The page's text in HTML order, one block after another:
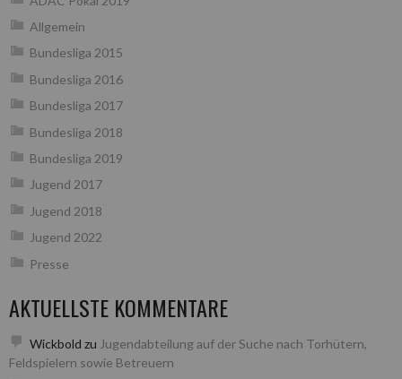
Allgemein
Bundesliga 2015
Bundesliga 2016
Bundesliga 2017
Bundesliga 2018
Bundesliga 2019
Jugend 2017
Jugend 2018
Jugend 2022
Presse
AKTUELLSTE KOMMENTARE
Wickbold zu Jugendabteilung auf der Suche nach Torhütern,
Feldspielern sowie Betreuern